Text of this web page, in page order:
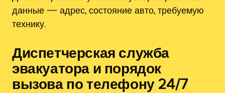
данные — адрес, состояние авто, требуемую
технику.
Диспетчерская служба
эвакуатора и порядок
вызова по телефону 24/7